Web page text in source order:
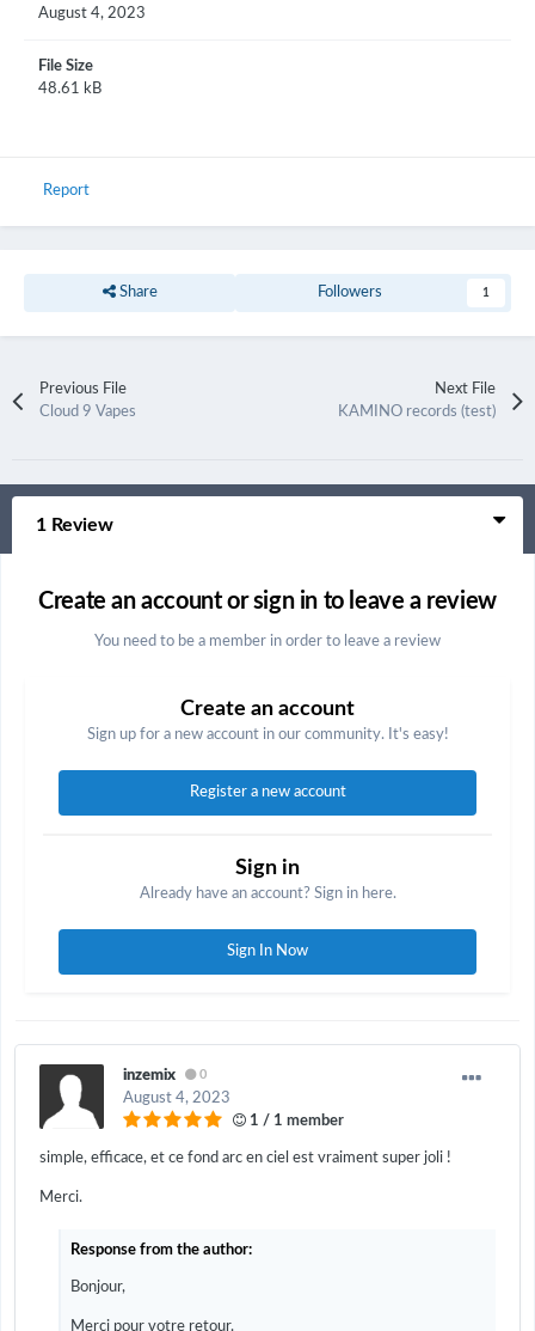
August 4, 2023
File Size
48.61 kB
Report
Share Followers 1
Previous File
Cloud 9 Vapes
Next File
KAMINO records (test)
1 Review
Create an account or sign in to leave a review
You need to be a member in order to leave a review
Create an account
Sign up for a new account in our community. It's easy!
Register a new account
Sign in
Already have an account? Sign in here.
Sign In Now
inzemix 0
August 4, 2023
1 / 1 member
simple, efficace, et ce fond arc en ciel est vraiment super joli !
Merci.
Response from the author:
Bonjour,
Merci pour votre retour.